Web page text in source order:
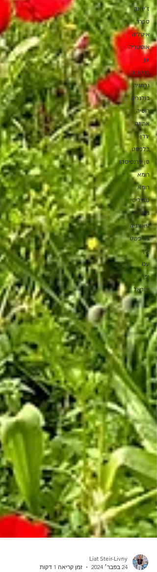
ז'ירונה
ספרד
איטליה
אוסטריה
יוון
בריטניה
גרמניה
בולגריה
רוסיה
אתונה
ירדן
בלפסט
סן פרנסיסקו
רומא
רומא
טביליסי
גאורגיה
גיאורגיה
בודפשט
יפן
עכו
יפן
ישראל